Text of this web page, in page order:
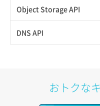
サーバー設定切替
ポートデタッチ
Object Storage API
Web公開
DNS API
おトクな